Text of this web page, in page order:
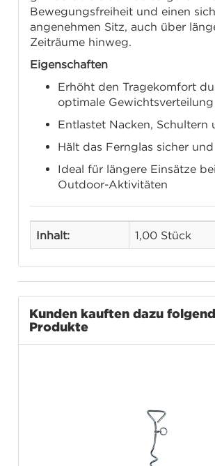
Bewegungsfreiheit und einen
angenehmen Sitz, auch über
Zeiträume hinweg.
Eigenschaften
Erhöht den Tragekomfort
optimale Gewichtsverteilung
Entlastet Nacken, Schultern
Hält das Fernglas sicher
Ideal für längere Einsätze
Outdoor-Aktivitäten
Inhalt: 1,00 Stück
Kunden kauften dazu
Produkte